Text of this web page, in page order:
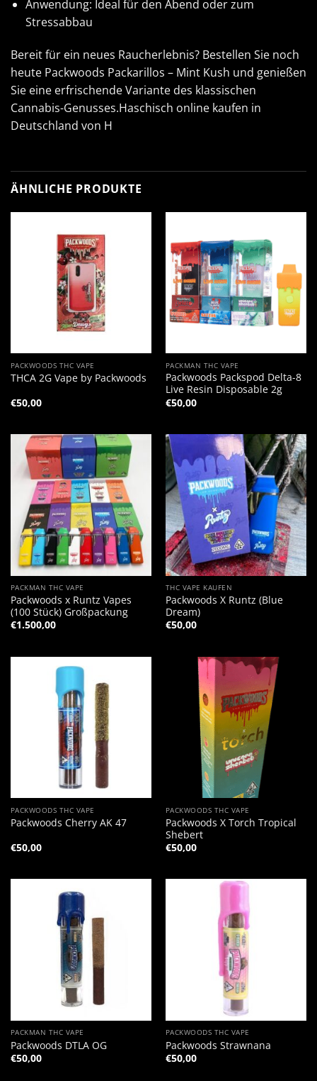
Anwendung: Ideal für den Abend oder zum
Stressabbau
Bereit für ein neues Raucherlebnis? Bestellen Sie noch
heute Packwoods Packarillos – Mint Kush und genießen
Sie eine erfrischende Variante des klassischen
Cannabis-Genusses.Haschisch online kaufen in
Deutschland von H
ÄHNLICHE PRODUKTE
PACKWOODS THC VAPE
THCA 2G Vape by Packwoods
€50,00
PACKMAN THC VAPE
Packwoods Packspod Delta-8
Live Resin Disposable 2g
€50,00
PACKMAN THC VAPE
Packwoods x Runtz Vapes
(100 Stück) Großpackung
€1.500,00
THC VAPE KAUFEN
Packwoods X Runtz (Blue
Dream)
€50,00
PACKWOODS THC VAPE
Packwoods Cherry AK 47
€50,00
PACKWOODS THC VAPE
Packwoods X Torch Tropical
Shebert
€50,00
PACKMAN THC VAPE
Packwoods DTLA OG
€50,00
PACKWOODS THC VAPE
Packwoods Strawnana
€50,00